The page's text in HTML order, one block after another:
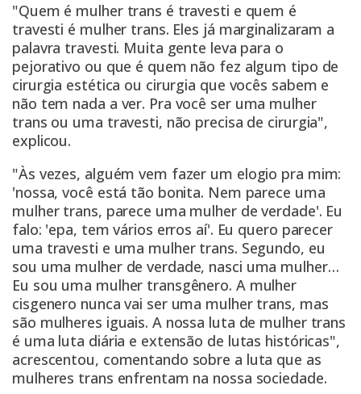
"Quem é mulher trans é travesti e quem é
travesti é mulher trans. Eles já marginalizaram a
palavra travesti. Muita gente leva para o
pejorativo ou que é quem não fez algum tipo de
cirurgia estética ou cirurgia que vocês sabem e
não tem nada a ver. Pra você ser uma mulher
trans ou uma travesti, não precisa de cirurgia",
explicou.
"Às vezes, alguém vem fazer um elogio pra mim:
'nossa, você está tão bonita. Nem parece uma
mulher trans, parece uma mulher de verdade'. Eu
falo: 'epa, tem vários erros aí'. Eu quero parecer
uma travesti e uma mulher trans. Segundo, eu
sou uma mulher de verdade, nasci uma mulher…
Eu sou uma mulher transgênero. A mulher
cisgenero nunca vai ser uma mulher trans, mas
são mulheres iguais. A nossa luta de mulher trans
é uma luta diária e extensão de lutas históricas",
acrescentou, comentando sobre a luta que as
mulheres trans enfrentam na nossa sociedade.